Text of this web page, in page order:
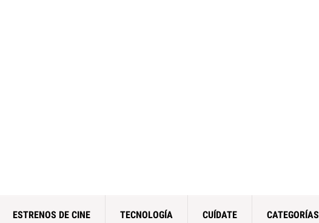
ESTRENOS DE CINE TECNOLOGÍA CUÍDATE CATEGORÍAS